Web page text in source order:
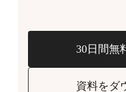
30日間無
資料をダ